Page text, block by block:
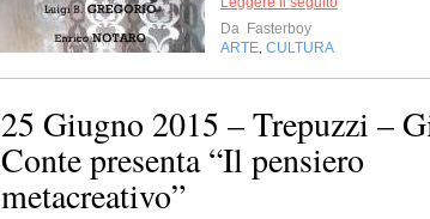
Da Fasterboy
ARTE CULTURA
25 Giugno 2015 – Trepuzzi –
Conte presenta “Il pensiero
metacreativo”